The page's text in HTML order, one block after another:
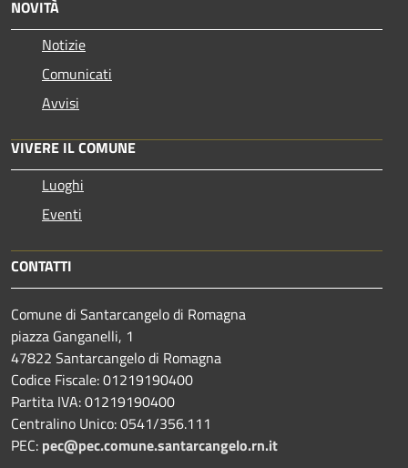
NOVITÀ
Notizie
Comunicati
Avvisi
VIVERE IL COMUNE
Luoghi
Eventi
CONTATTI
Comune di Santarcangelo di Romagna
piazza Ganganelli, 1
47822 Santarcangelo di Romagna
Codice Fiscale: 01219190400
Partita IVA: 01219190400
Centralino Unico: 0541/356.111
PEC: pec@pec.comune.santarcangelo.rn.it